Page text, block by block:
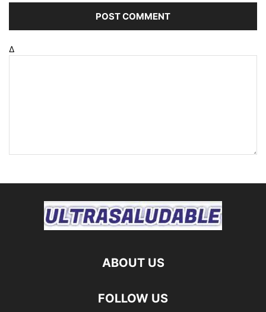
Δ
ABOUT US
FOLLOW US